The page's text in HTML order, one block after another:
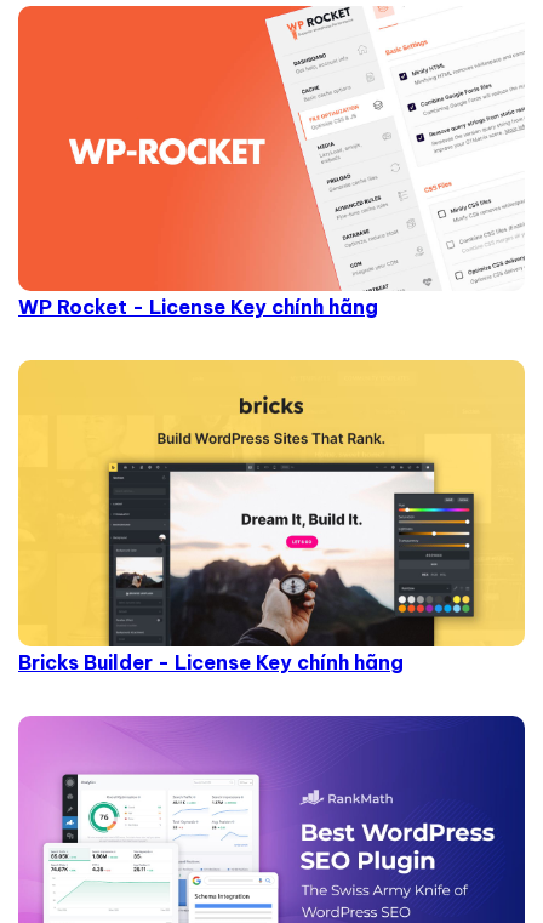
WP Rocket - License Key chính hãng
Bricks Builder - License Key chính hãng